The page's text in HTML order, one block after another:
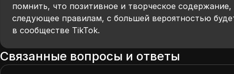
помнить, что позитивное и творческое содержание,
следующее правилам, с большей вероятностью
в сообществе TikTok.
Связанные вопросы и ответы